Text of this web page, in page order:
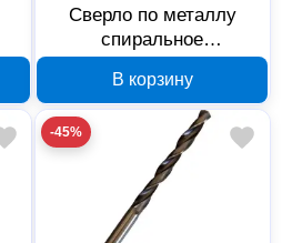
Сверло по металлу
спиральное
13.8 мм Р6М5 18774А
В корзину
-45%